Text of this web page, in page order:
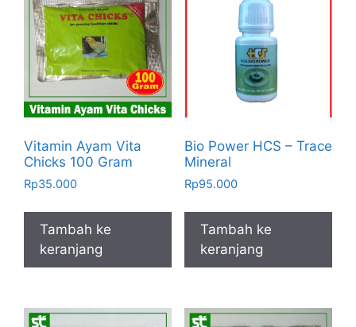
Vitamin Ayam Vita
Chicks 100 Gram
Rp35.000
Tambah ke
keranjang
Bio Power HCS – Trace
Mineral
Rp95.000
Tambah ke
keranjang